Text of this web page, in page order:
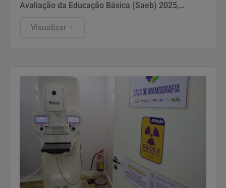
Avaliação da Educação Básica (Saeb) 2025,
Educação (MEC), em Brasília, mostram que, apesar
Visualizar